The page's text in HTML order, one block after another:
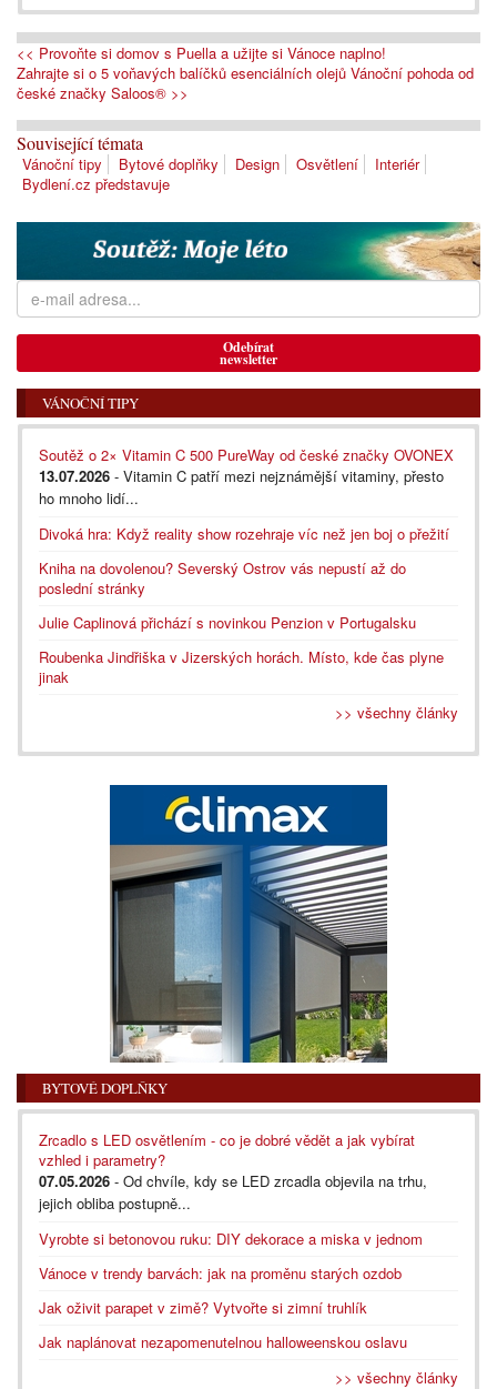
<< Provoňte si domov s Puella a užijte si Vánoce naplno!
Zahrajte si o 5 voňavých balíčků esenciálních olejů Vánoční pohoda od
české značky Saloos® >>
Související témata
Vánoční tipy Bytové doplňky Design Osvětlení
Interiér
Bydlení.cz představuje
Odebírat
newsletter
VÁNOČNÍ TIPY
Soutěž o 2× Vitamin C 500 PureWay od české značky OVONEX
13.07.2026 - Vitamin C patří mezi nejznámější vitaminy, přesto
ho mnoho lidí...
Divoká hra: Když reality show rozehraje víc než jen boj o přežití
Kniha na dovolenou? Severský Ostrov vás nepustí až do
poslední stránky
Julie Caplinová přichází s novinkou Penzion v Portugalsku
Roubenka Jindřiška v Jizerských horách. Místo, kde čas plyne
jinak
>> všechny články
BYTOVÉ DOPLŇKY
Zrcadlo s LED osvětlením - co je dobré vědět a jak vybírat
vzhled i parametry?
07.05.2026 - Od chvíle, kdy se LED zrcadla objevila na trhu,
jejich obliba postupně...
Vyrobte si betonovou ruku: DIY dekorace a miska v jednom
Vánoce v trendy barvách: jak na proměnu starých ozdob
Jak oživit parapet v zimě? Vytvořte si zimní truhlík
Jak naplánovat nezapomenutelnou halloweenskou oslavu
>> všechny články